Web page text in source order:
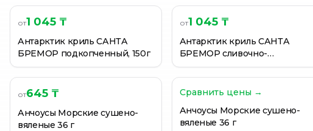
от1 045 ₸
Антарктик криль САНТА
БРЕМОР подкопченный, 150г
от1 045 ₸
Антарктик криль САНТА
БРЕМОР сливочно-
чесночный, 150 г
от645 ₸
Анчоусы Морские сушено-
вяленые 36 г
Сравнить цены →
Анчоусы Морские сушено-
вяленые 36 г